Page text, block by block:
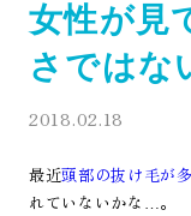
女性が見
さではな
2018.02.18
最近頭部の抜け毛が
れていないかな…。